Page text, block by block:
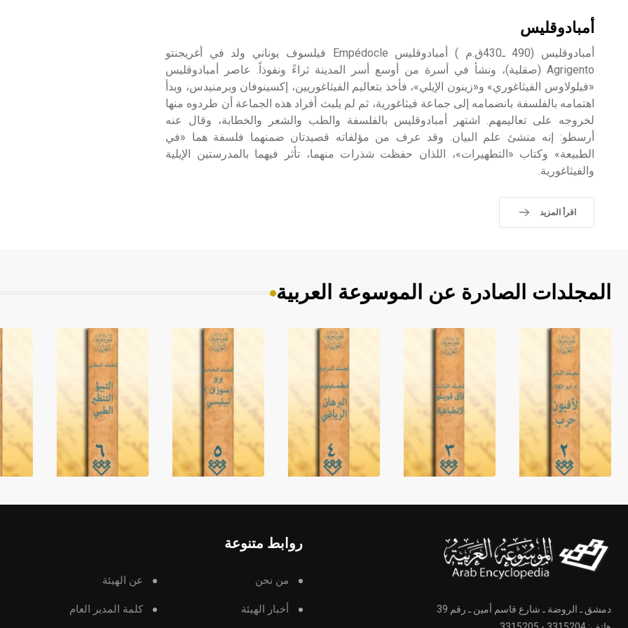
أمبادوقليس
أمبادوقليس (490 ـ430ق.م ) أمبادوقليس Empédocle فيلسوف يوناني ولد في أغريجنتو
Agrigento (صقلية)، ونشأ في أسرة من أوسع أسر المدينة ثراءً ونفوذاً. عاصر أمبادوقليس
«فيلولاوس الفيثاغوري» و«زينون الإيلي»، فأخذ بتعاليم الفيثاغوريين، إكسينوفان وبرمنيدس، وبدأ
اهتمامه بالفلسفة بانضمامه إلى جماعة فيثاغورية، ثم لم يلبث أفراد هذه الجماعة أن طردوه منها
لخروجه على تعاليمهم. اشتهر أمبادوقليس بالفلسفة والطب والشعر والخطابة، وقال عنه
أرسطو: إنه منشئ علم البيان. وقد عرف من مؤلفاته قصيدتان ضمنهما فلسفة هما «في
الطبيعة» وكتاب «التطهيرات»، اللذان حفظت شذرات منهما، تأثر فيهما بالمدرستين الإيلية
والفيثاغورية.
اقرأ المزيد
المجلدات الصادرة عن الموسوعة العربية
دمشق ـ الروضة ـ شارع قاسم أمين ـ رقم 39
روابط متنوعة
من نحن عن الهيئة
أخبار الهيئة كلمة المدير العام